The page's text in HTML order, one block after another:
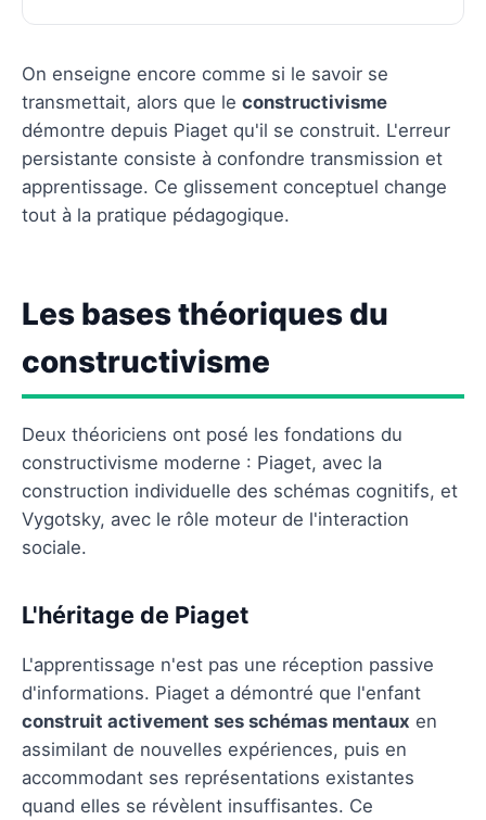
Les bases théoriques du constructivisme
Approches pratiques dans l'éducation
Le constructivisme et la pédagogie
contemporaine
Questions fréquentes
On enseigne encore comme si le savoir se
transmettait, alors que le constructivisme
démontre depuis Piaget qu'il se construit. L'erreur
persistante consiste à confondre transmission et
apprentissage. Ce glissement conceptuel change
tout à la pratique pédagogique.
Les bases théoriques du
constructivisme
Deux théoriciens ont posé les fondations du
constructivisme moderne : Piaget, avec la
construction individuelle des schémas cognitifs, et
Vygotsky, avec le rôle moteur de l'interaction
sociale.
L'héritage de Piaget
L'apprentissage n'est pas une réception passive
d'informations. Piaget a démontré que l'enfant
construit activement ses schémas mentaux en
assimilant de nouvelles expériences, puis en
accommodant ses représentations existantes
quand elles se révèlent insuffisantes. Ce